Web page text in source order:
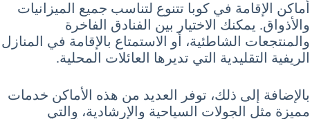
أماكن الإقامة في كوبا تتنوع لتناسب جميع الميزانيات
والأذواق. يمكنك الاختيار بين الفنادق الفاخرة
والمنتجعات الشاطئية، أو الاستمتاع بالإقامة في المنازل
الريفية التقليدية التي تديرها العائلات المحلية.
بالإضافة إلى ذلك، توفر العديد من هذه الأماكن خدمات
مميزة مثل الجولات السياحية والإرشادية، والتي